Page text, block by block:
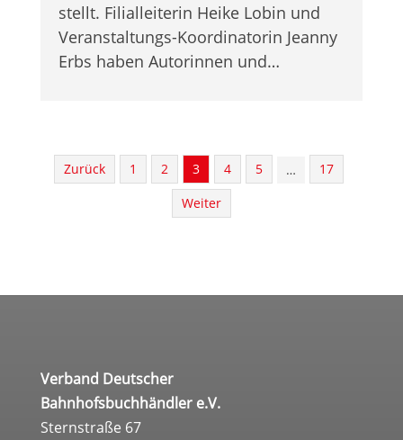
stellt. Fili­al­lei­te­rin Heike Lobin und
Ver­an­stal­tungs-Koor­di­na­to­rin Jeanny
Erbs haben Autorin­nen und…
Zurück 1 2 3 4 5 …
17
Wei­ter
Verband Deutscher
Bahnhofsbuchhändler e.V.
Sternstraße 67